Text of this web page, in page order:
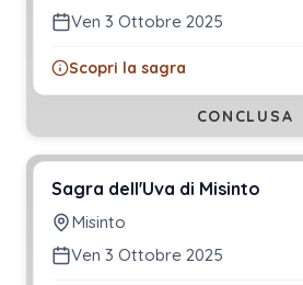
Ven 3 Ottobre 2025
Scopri la sagra
CONCLUSA
Sagra dell'Uva di Misinto
Misinto
Ven 3 Ottobre 2025